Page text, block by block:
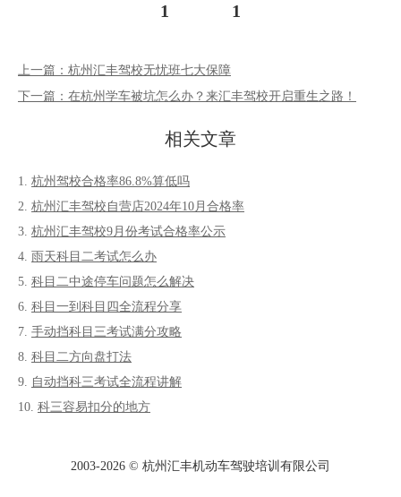
1 1
上一篇：杭州汇丰驾校无忧班七大保障
下一篇：在杭州学车被坑怎么办？来汇丰驾校开启重生之路！
相关文章
杭州驾校合格率86.8%算低吗
杭州汇丰驾校自营店2024年10月合格率
杭州汇丰驾校9月份考试合格率公示
雨天科目二考试怎么办
科目二中途停车问题怎么解决
科目一到科目四全流程分享
手动挡科目三考试满分攻略
科目二方向盘打法
自动挡科三考试全流程讲解
科三容易扣分的地方
2003-2026 © 杭州汇丰机动车驾驶培训有限公司